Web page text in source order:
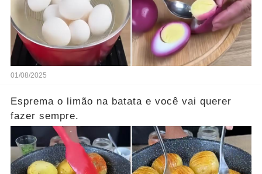
01/08/2025
Esprema o limão na batata e você vai querer
fazer sempre.